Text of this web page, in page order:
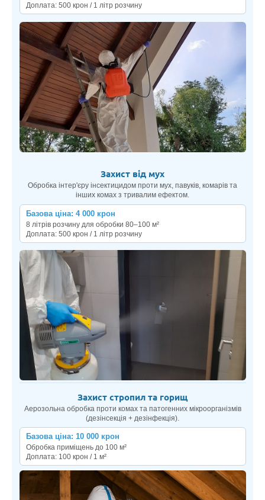
Доплата: 500 крон / 1 літр розчину
Захист від мух
Обробка інтер'єру інсектицидом проти мух, павуків, комарів та
інших комах з тривалим ефектом.
Базова ціна: 4 000 крон
8 літрів розчину для обробки 80–100 м²
Доплата: 500 крон / 1 літр розчину
Захист стропил та горищ
Аерозольна обробка проти комах та патогенних мікроорганізмів
(дезінсекція + дезінфекція).
Базова ціна: 10 000 крон
Обробка приміщень до 100 м²
Доплата: 100 крон / 1 м²